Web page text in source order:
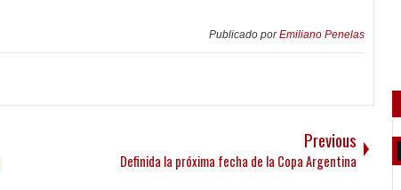
Publicado porEmiliano Penelas
Previous
Definida la próxima fecha de la Copa Argentina